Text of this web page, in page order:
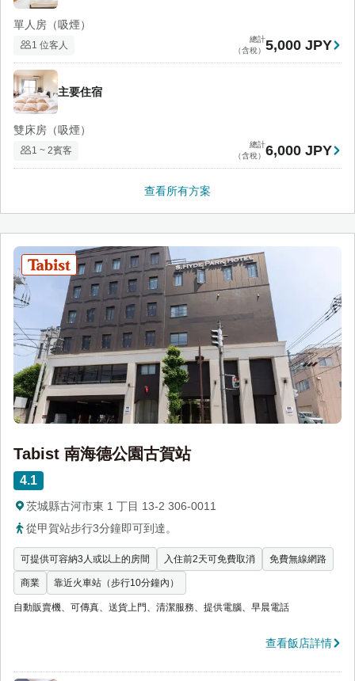
單人房（吸煙）
1 位客人
總計
（含稅） 5,000 JPY
主要住宿
雙床房（吸煙）
1 ~ 2賓客
總計
（含稅） 6,000 JPY
查看所有方案
Tabist 南海德公園古賀站
4.1
茨城縣古河市東 1 丁目 13-2 306-0011
從甲賀站步行3分鐘即可到達。
可提供可容納3人或以上的房間 入住前2天可免費取消 免費無線網路
商業 靠近火車站（步行10分鐘內）
自動販賣機、可傳真、送貨上門、清潔服務、提供電腦、早晨電話
查看飯店詳情